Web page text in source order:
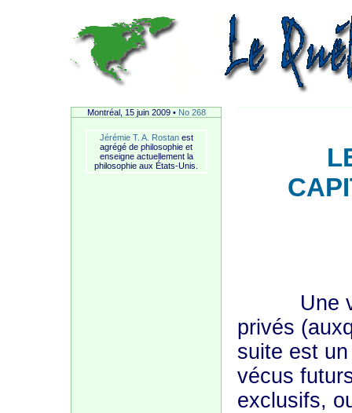
Montréal, 15 juin 2009 • No 268
Jérémie T. A. Rostanest
agrégé de philosophie et
enseigne actuellement la
philosophie aux États-Unis.
Une vie
privés
suite est
vécus
exclusifs,